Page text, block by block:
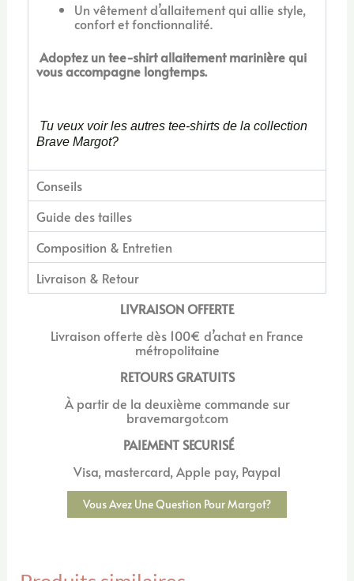
Un vêtement d’allaitement qui allie style,
confort et fonctionnalité.
Adoptez un tee-shirt allaitement marinière qui
vous accompagne longtemps.
Tu veux voir les autres tee-shirts de la collection
Brave Margot?
Conseils
Guide des tailles
Composition & Entretien
Livraison & Retour
LIVRAISON OFFERTE
Livraison offerte dès 100€ d’achat en France
métropolitaine
RETOURS GRATUITS
À partir de la deuxième commande sur
bravemargot.com
PAIEMENT SECURISÉ
Visa, mastercard, Apple pay, Paypal
Vous Avez Une Question Pour Margot?